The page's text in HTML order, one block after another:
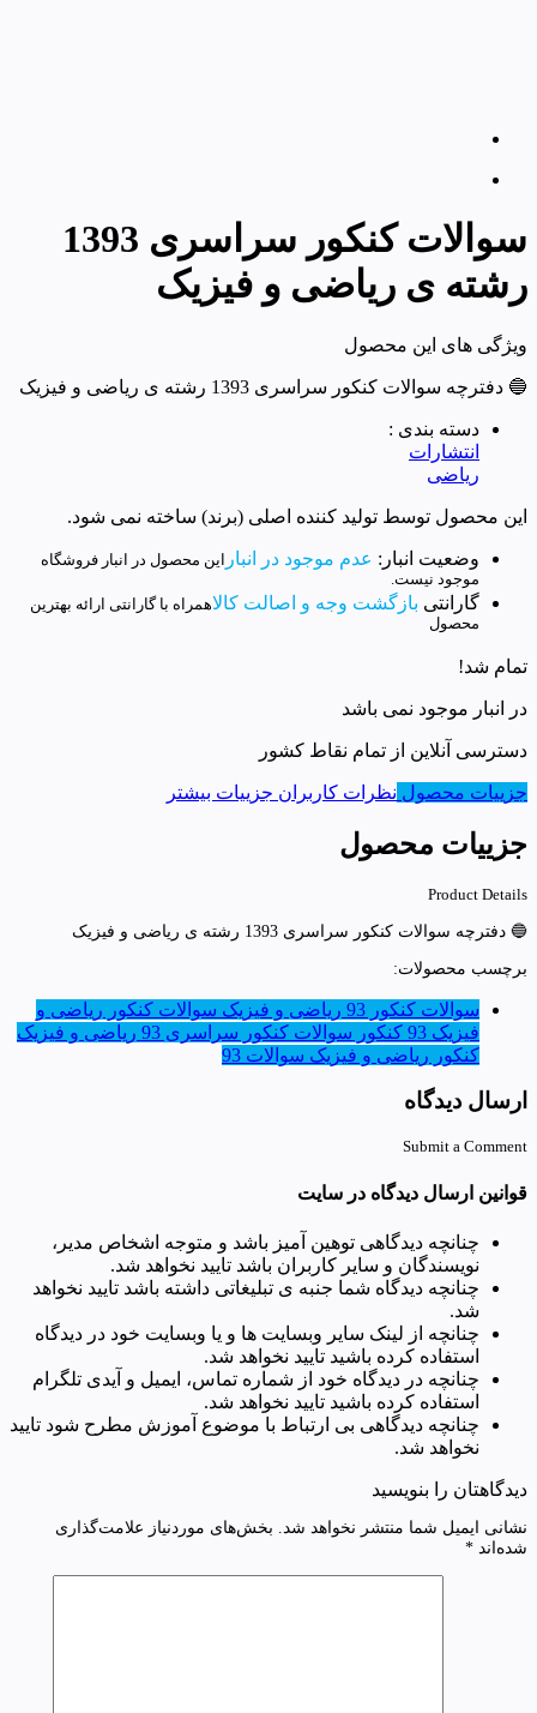
سوالات کنکور سراسری 1393
رشته ی ریاضی و فیزیک
ویژگی های این محصول
🔵 دفترچه سوالات کنکور سراسری 1393 رشته ی ریاضی و فیزیک
دسته بندی :
انتشارات
ریاضی
این محصول توسط تولید کننده اصلی (برند) ساخته نمی شود.
وضعیت انبار: عدم موجود در انبار این محصول در انبار فروشگاه
موجود نیست.
گارانتی بازگشت وجه و اصالت کالاهمراه با گارانتی ارائه بهترین
محصول
تمام شد!
در انبار موجود نمی باشد
دسترسی آنلاین از تمام نقاط کشور
جزییات محصول نظرات کاربران جزییات بیشتر
جزییات محصول
Product Details
🔵 دفترچه سوالات کنکور سراسری 1393 رشته ی ریاضی و فیزیک
برچسب محصولات:
سوالات کنکور 93 ریاضی و فیزیک
سوالات کنکور ریاضی و
فیزیک 93 کنکور
سوالات کنکور سراسری 93 ریاضی و فیزیک
کنکور ریاضی و فیزیک سوالات 93
ارسال دیدگاه
Submit a Comment
قوانین ارسال دیدگاه در سایت
چنانچه دیدگاهی توهین آمیز باشد و متوجه اشخاص مدیر،
نویسندگان و سایر کاربران باشد تایید نخواهد شد.
چنانچه دیدگاه شما جنبه ی تبلیغاتی داشته باشد تایید نخواهد
شد.
چنانچه از لینک سایر وبسایت ها و یا وبسایت خود در دیدگاه
استفاده کرده باشید تایید نخواهد شد.
چنانچه در دیدگاه خود از شماره تماس، ایمیل و آیدی تلگرام
استفاده کرده باشید تایید نخواهد شد.
چنانچه دیدگاهی بی ارتباط با موضوع آموزش مطرح شود تایید
نخواهد شد.
دیدگاهتان را بنویسید
نشانی ایمیل شما منتشر نخواهد شد.
بخش‌های موردنیاز علامت‌گذاری
شده‌اند *